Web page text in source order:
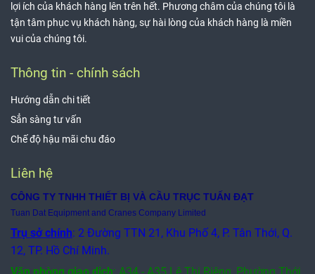
lợi ích của khách hàng lên trên hết. Phương châm của chúng tôi là
tận tâm phục vụ khách hàng, sự hài lòng của khách hàng là miền
vui của chúng tôi.
Thông tin - chính sách
Hướng dẫn chi tiết
Sẳn sàng tư vấn
Chế độ hậu mãi chu đáo
Liên hệ
CÔNG TY TNHH THIẾT BỊ VÀ CẦU TRỤC TUẤN ĐẠT
Tuan Dat Equipment and Cranes Company Limited
Trụ sở chính: 2 Đường TTN 21, Khu Phố 4, P. Tân Thới, Q.
12, TP. Hồ Chí Minh.